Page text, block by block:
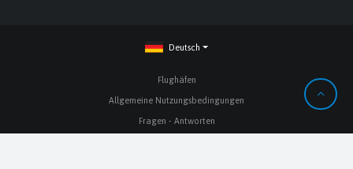
Deutsch
Flughäfen
Allgemeine Nutzungsbedingungen
Fragen - Antworten